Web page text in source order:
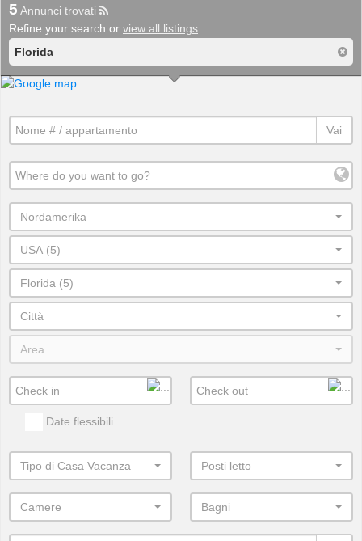
5 Annunci trovati
Refine your search or view all listings
Florida
Vai
Nordamerika
USA (5)
Florida (5)
Città
Area
Date flessibili
Tipo di Casa Vacanza Posti letto
Camere Bagni